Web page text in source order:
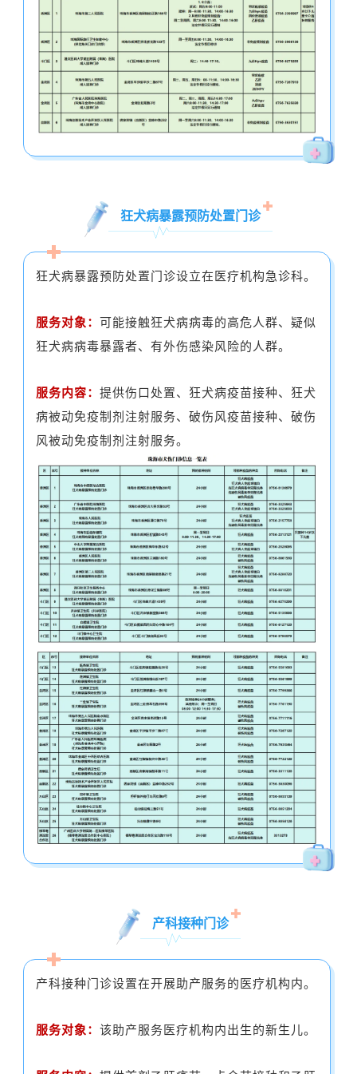
狂犬病暴露预防处置门诊
狂犬病暴露预防处置门诊设立在医疗机构急诊科。
服务对象： 可能接触狂犬病病毒的高危人群、疑似
狂犬病病毒暴露者、有外伤感染风险的人群。
服务内容： 提供伤口处置、狂犬病疫苗接种、狂犬
病被动免疫制剂注射服务、破伤风疫苗接种、破伤
风被动免疫制剂注射服务。
产科接种门诊
产科接种门诊设置在开展助产服务的医疗机构内。
服务对象： 该助产服务医疗机构内出生的新生儿。